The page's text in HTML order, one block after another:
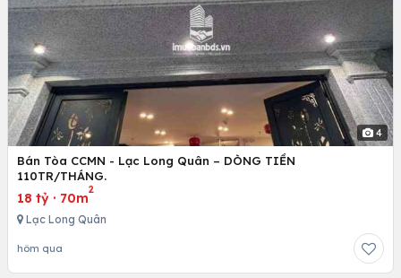
4
Bán Tòa CCMN - Lạc Long Quân – DÒNG TIỀN
110TR/THÁNG.
18 tỷ · 70m
2
Lạc Long Quân
hôm qua